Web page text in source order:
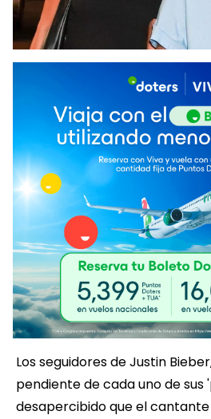
Los seguidores de Justin
pendiente de cada uno de sus
desapercibido que el cantante